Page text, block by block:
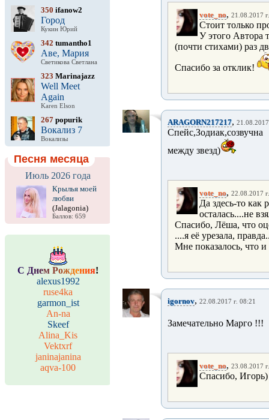
350 ifanow2
Город
Кукин Юрий
342 tumantho1
Аве, Мария
Светикова Светлана
323 Marinajazz
Well Meet
Again
Karen Elson
267 popurik
Вокализ 7
Вокализы
Песня месяца
Июль 2026 года
Крылья моей
любви
(Jalagonia)
Баллов: 659
С Днем Рождения!
alexus1992
ruse4ka
garmon_ist
An-na
Skeef
Alina_Kis
Vektxrf
janinajanina
aqva-100
vote_no, 21.08.2017
Стоит только
У этого Автора
(почти стихами) раз
Спасибо за отклик!
ARAGORN217217,
между звезд)
vote_no, 22.08.2017
Да здесь-то как
осталась....не
Спасибо, Лёша, что
....я её урезала,
Мне показалось, что и
igornov, 22.08.2017 г. 08:21
Замечательно Марго !!!
vote_no, 23.08.2017
Спасибо, Игорь)